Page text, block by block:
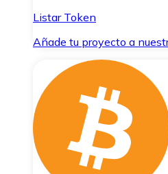
Listar Token
Añade tu proyecto a